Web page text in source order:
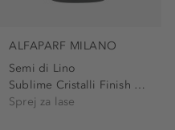
ALFAPARF MILANO
Semi di Lino
Sublime Cristalli Finish Spray
Sprej za lase